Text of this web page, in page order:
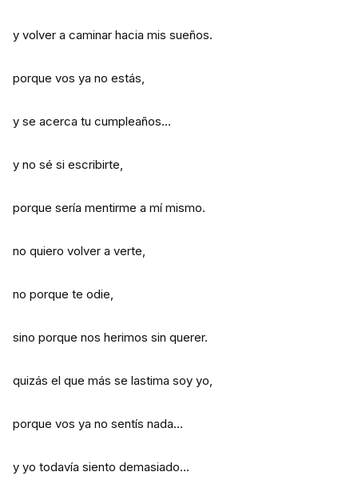
y volver a caminar hacia mis sueños.
porque vos ya no estás,
y se acerca tu cumpleaños…
y no sé si escribirte,
porque sería mentirme a mí mismo.
no quiero volver a verte,
no porque te odie,
sino porque nos herimos sin querer.
quizás el que más se lastima soy yo,
porque vos ya no sentís nada…
y yo todavía siento demasiado...